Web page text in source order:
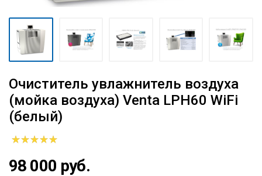
Очиститель увлажнитель воздуха
(мойка воздуха) Venta LPH60 WiFi
(белый)
98 000 руб.